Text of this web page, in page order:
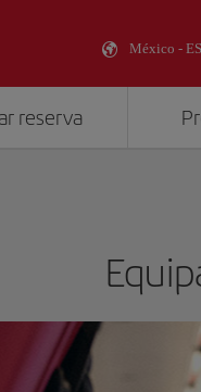
México - ES
reserva